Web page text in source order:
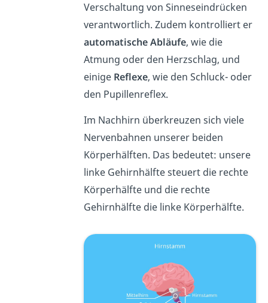
Verschaltung von Sinneseindrücken
verantwortlich. Zudem kontrolliert er
automatischeAbläufe, wie die
Atmung oder den Herzschlag, und
einige Reflexe, wie den Schluck- oder
den Pupillenreflex.
Im Nachhirn überkreuzen sich viele
Nervenbahnen unserer beiden
Körperhälften. Das bedeutet: unsere
linke Gehirnhälfte steuert die rechte
Körperhälfte und die rechte
Gehirnhälfte die linke Körperhälfte.